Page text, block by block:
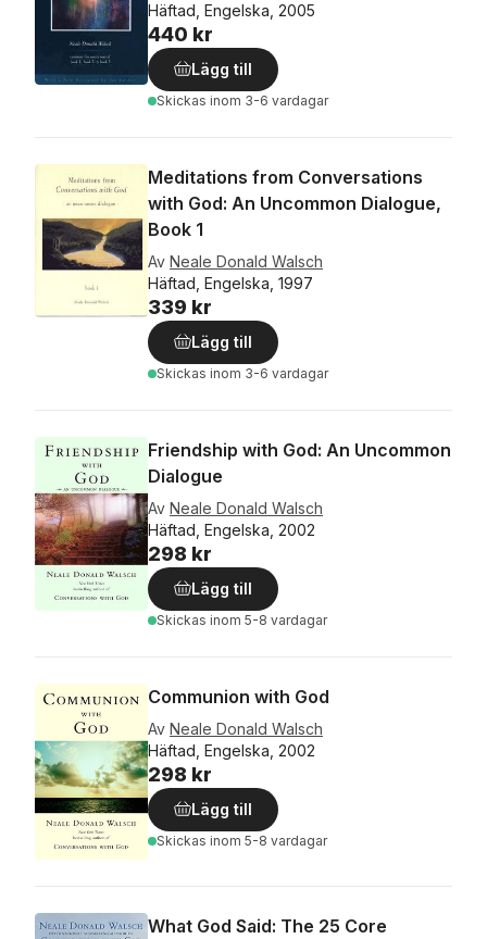
Häftad, Engelska, 2005
440 kr
Lägg till
Skickas inom 3-6 vardagar
Meditations from Conversations
with God: An Uncommon Dialogue,
Book 1
Av Neale Donald Walsch
Häftad, Engelska, 1997
339 kr
Lägg till
Skickas inom 3-6 vardagar
Friendship with God: An Uncommon
Dialogue
Av Neale Donald Walsch
Häftad, Engelska, 2002
298 kr
Lägg till
Skickas inom 5-8 vardagar
Communion with God
Av Neale Donald Walsch
Häftad, Engelska, 2002
298 kr
Lägg till
Skickas inom 5-8 vardagar
What God Said: The 25 Core